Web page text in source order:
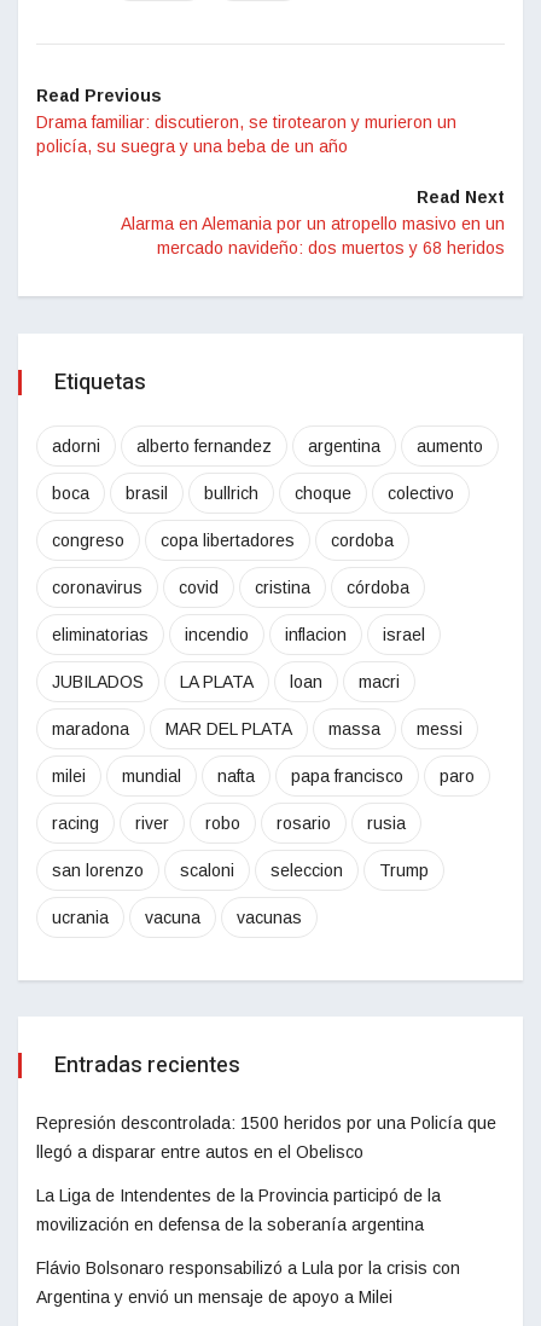
Read Previous
Drama familiar: discutieron, se tirotearon y murieron un
policía, su suegra y una beba de un año
Read Next
Alarma en Alemania por un atropello masivo en un
mercado navideño: dos muertos y 68 heridos
Etiquetas
adorni alberto fernandez argentina aumento
boca brasil bullrich choque colectivo
congreso copa libertadores cordoba
coronavirus covid cristina córdoba
eliminatorias incendio inflacion israel
JUBILADOS LA PLATA loan macri
maradona MAR DEL PLATA massa messi
milei mundial nafta papa francisco paro
racing river robo rosario rusia
san lorenzo scaloni seleccion Trump
ucrania vacuna vacunas
Entradas recientes
Represión descontrolada: 1500 heridos por una Policía que
llegó a disparar entre autos en el Obelisco
La Liga de Intendentes de la Provincia participó de la
movilización en defensa de la soberanía argentina
Flávio Bolsonaro responsabilizó a Lula por la crisis con
Argentina y envió un mensaje de apoyo a Milei